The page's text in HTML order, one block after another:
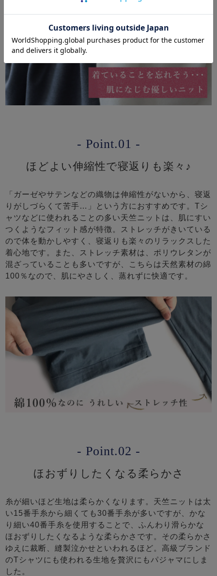
- Point.01 -
ほどよい伸縮性で寝返りも楽々♪
「ガーゼやサテンなどの織物は伸縮性がないから、寝返
りがしづらくて苦手…」という方におすすめです。Tシ
ャツなどに使われることの多い天竺ニットは、肌にすい
つくようなフィット感が特徴。ストレッチがきいている
ので体を動かしやすく、寝返りも楽々のリラックスした
着心地です。また、ストレッチ素材は、ポリウレタンが
混ざっていることも多いですが、こちらは天然素材の綿
100％なので、肌にやさしく、蒸れずに快適です。
- Point.02 -
ほおずりしたくなる柔らかさ
糸が細いほど生地は柔らかくなります。天竺ニットは太
い15番手糸から細くても30番手糸が多いですが、かな
り細い40番手糸を使用することで、ふんわり滑らかな
ほおずりしたくなるような柔らかさです。その柔らかさ
ゆえに裁断、縫製泣かせといわれるほど。高級ブランド
のTシャツにも使われる生地を贅沢にもパジャマにしま
した。